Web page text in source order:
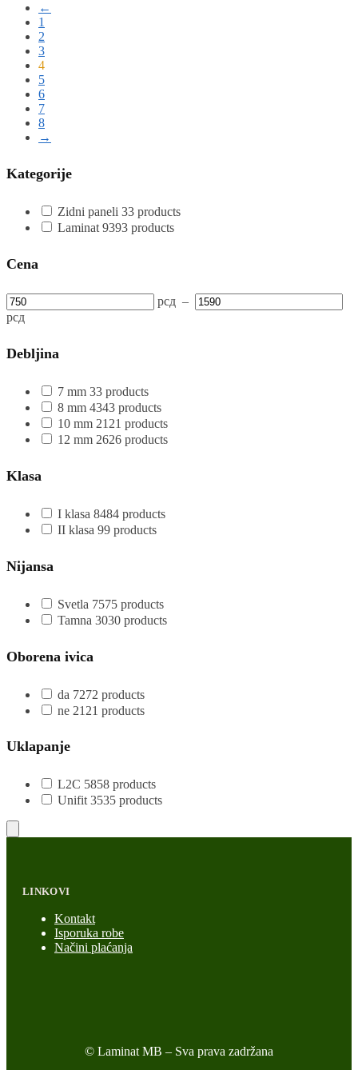
←
1
2
3
4
5
6
7
8
→
Kategorije
Zidni paneli 33 products
Laminat 9393 products
Cena
рсд –
рсд
Debljina
7 mm 33 products
8 mm 4343 products
10 mm 21 21 products
12 mm 2626 products
Klasa
I klasa 8484 products
II klasa 99 products
Nijansa
Svetla 7575 products
Tamna 3030 products
Oborena ivica
da 7272 products
ne 21 21 products
Uklapanje
L2C 5858 products
Unifit 3535 products
LINKOVI
Kontakt
Isporuka robe
Načini plaćanja
© Laminat MB – Sva prava zadržana